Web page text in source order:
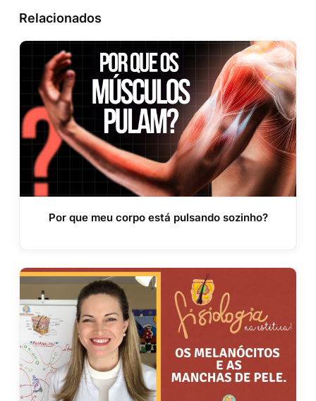
Relacionados
Por que meu corpo está pulsando sozinho?